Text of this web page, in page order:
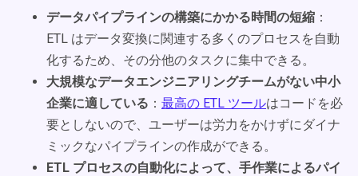
データパイプラインの構築にかかる時間の短縮 ：
ETL はデータ変換に関連する多くのプロセスを自動
化するため、その分他のタスクに集中できる。
大規模なデータエンジニアリングチームがない中小
企業に適している ： 最高の ETL ツールはコードを必
要としないので、ユーザーは労力をかけずにダイナ
ミックなパイプラインの作成ができる。
ETL プロセスの自動化によって、手作業によるパイ